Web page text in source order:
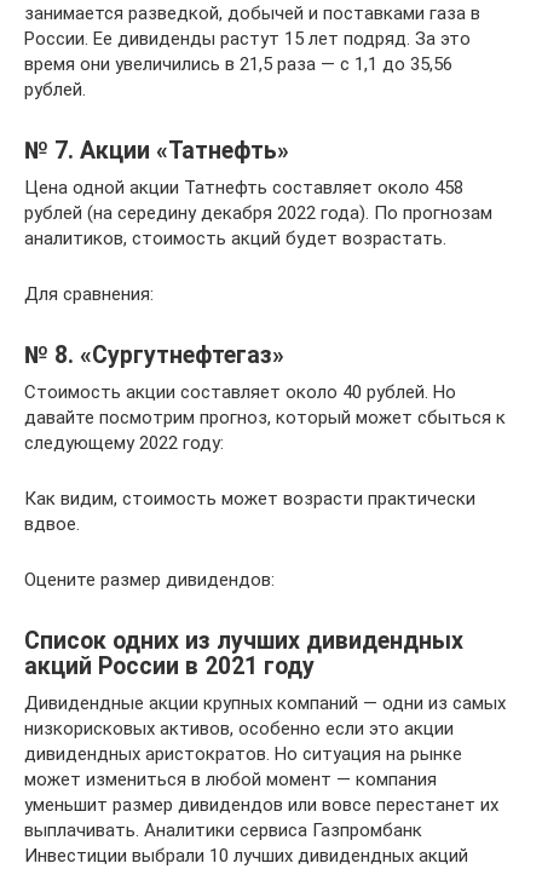
занимается разведкой, добычей и поставками газа в
России. Ее дивиденды растут 15 лет подряд. За это
время они увеличились в 21,5 раза — с 1,1 до 35,56
рублей.
№ 7. Акции «Татнефть»
Цена одной акции Татнефть составляет около 458
рублей (на середину декабря 2022 года). По прогнозам
аналитиков, стоимость акций будет возрастать.
Для сравнения:
№ 8. «Сургутнефтегаз»
Стоимость акции составляет около 40 рублей. Но
давайте посмотрим прогноз, который может сбыться к
следующему 2022 году:
Как видим, стоимость может возрасти практически
вдвое.
Оцените размер дивидендов:
Список одних из лучших дивидендных
акций России в 2021 году
Дивидендные акции крупных компаний — одни из самых
низкорисковых активов, особенно если это акции
дивидендных аристократов. Но ситуация на рынке
может измениться в любой момент — компания
уменьшит размер дивидендов или вовсе перестанет их
выплачивать. Аналитики сервиса Газпромбанк
Инвестиции выбрали 10 лучших дивидендных акций